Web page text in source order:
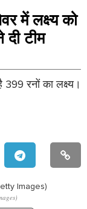
में लक्ष्य को
टीम
रनों का लक्ष्य।